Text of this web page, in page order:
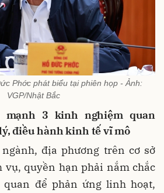
Phớc phát biểu tại phiên họp - Ảnh:
VGP/Nhật Bắc
mạnh 3 kinh nghiệm quan
điều hành kinh tế vĩ mô
địa phương trên cơ sở
vụ, quyền hạn phải nắm chắc
để phản ứng linh hoạt,